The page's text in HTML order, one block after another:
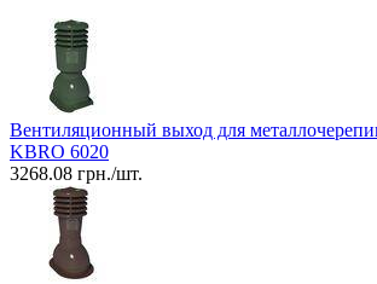
Вентиляционный выход для
KBRO 6020
3268.08 грн./шт.